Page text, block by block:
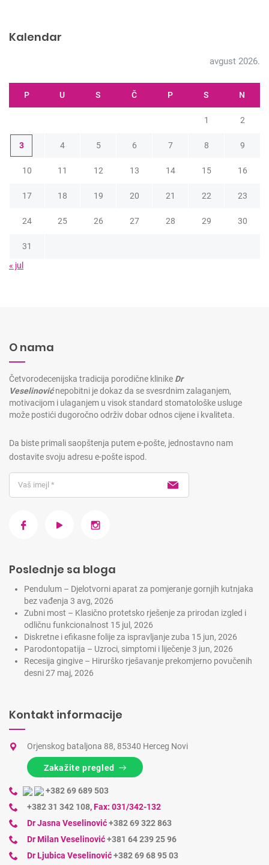
Kalendar
avgust 2026.
P U S Č P S N
1 2
3 4 5 6 7 8 9
10 11 12 13 14 15 16
17 18 19 20 21 22 23
24 25 26 27 28 29 30
31
« jul
O nama
Četvorodecenijska tradicija porodične klinike Dr
Veselinovićnepobitni je dokaz da se svesrdnim zalaganjem,
motivacijom i ulaganjem u visok standard stomatološke usluge
može postići dugoročno održiv dobar odnos cijene i kvaliteta.
Da biste primali saopštenja putem e-pošte, jednostavno nam
dostavite svoju adresu e-pošte ispod.
Poslednje sa bloga
Pendulum – Djelotvorni aparat za pomjeranje gornjih kutnjaka
bez vađenja 3 avg, 2026
Zubni most – Klasično protetsko rješenje za prirodan izgled i
odličnu funkcionalnost 15 jul, 2026
Diskretne i efikasne folije za ispravljanje zuba 15 jun, 2026
Parodontopatija – Uzroci, simptomi i liječenje3 jun, 2026
Recesija gingive – Hirurško rješavanje prekomjerno povučenih
desni27 maj, 2026
Kontakt informacije
Orjenskog bataljona 88, 85340 Herceg Novi
Zakažite pregled
+382 69 689 503
+382 31 342 108,Fax: 031/342-132
Dr Jasna Veselinović+382 69 322 863
Dr Milan Veselinović+381 64 239 25 96
Dr Ljubica Veselinović+382 69 68 95 03